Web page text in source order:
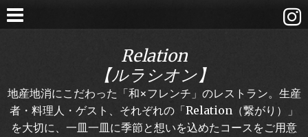
Relation
【ルラシオン】
地産地消にこだわった「和×フレンチ」のレストラン。生産
者・料理人・ゲスト、それぞれの「Relation（繋がり）」
を大切に、一皿一皿に季節と想いを込めたコースをご用意